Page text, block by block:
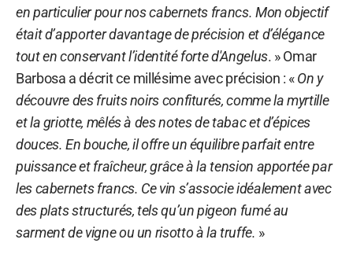
en particulier pour nos cabernets francs. Mon objectif
était d’apporter davantage de précision et d’élégance
tout en conservant l’identité forte d'Angelus. » Omar
Barbosa a décrit ce millésime avec précision : «On y
découvre des fruits noirs confiturés, comme la myrtille
et la griotte, mêlés à des notes de tabac et d’épices
douces. En bouche, il offre un équilibre parfait entre
puissance et fraîcheur, grâce à la tension apportée par
les cabernets francs. Ce vin s’associe idéalement avec
des plats structurés, tels qu’un pigeon fumé au
sarment de vigne ou un risotto à la truffe. »